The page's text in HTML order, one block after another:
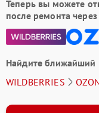
Теперь вы можете
после ремонта
Найдите ближайший
WILDBERRIES